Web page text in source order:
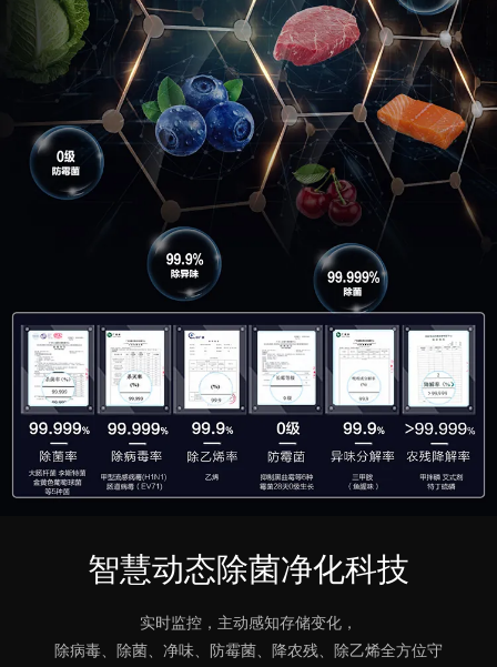
智慧动态除菌净化科技
实时监控，主动感知存储变化，
除病毒、除菌、净味、防霉菌、降农残、除乙烯全方位守